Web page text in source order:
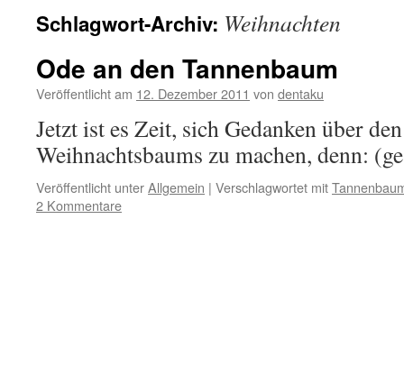
Schlagwort-Archiv: Weihnachten
Ode an den Tannenbaum
Veröffentlicht am 12. Dezember 2011 von dentaku
Jetzt ist es Zeit, sich Gedanken über
Weihnachtsbaums zu machen, denn:
Veröffentlicht unterAllgemein | Verschlagwortet mit
2 Kommentare